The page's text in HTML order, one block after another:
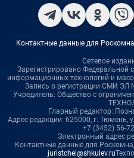
Контактные данные для
Сетевое
Зарегистрировано Федеральной
информационных технологий и
Запись о регистрации СМИ ЭЛ
Учредитель: Общество с
Главный редактор:
Адрес редакции: 625000, г. Тюмень,
+7 (3452) 56-
Электронный адрес
Контактные данные для
juristchel@shkulev.ru